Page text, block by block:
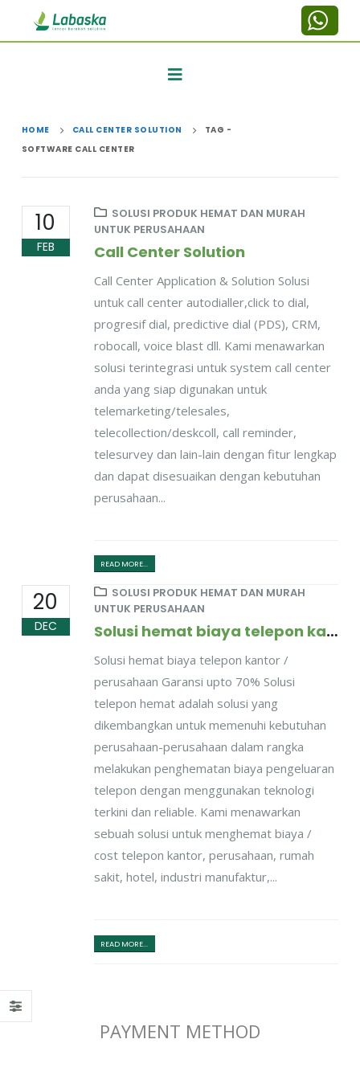
HOME CALL CENTER SOLUTION
TAG -
SOFTWARE CALL CENTER
10
FEB
SOLUSI PRODUK HEMAT DAN MURAH
UNTUK PERUSAHAAN
Call Center Solution
Call Center Application & Solution Solusi
untuk call center autodialler,click to dial,
progresif dial, predictive dial (PDS), CRM,
robocall, voice blast dll. Kami menawarkan
solusi terintegrasi untuk system call center
anda yang siap digunakan untuk
telemarketing/telesales,
telecollection/deskcoll, call reminder,
telesurvey dan lain-lain dengan fitur lengkap
dan dapat disesuaikan dengan kebutuhan
perusahaan...
READ MORE...
20
DEC
SOLUSI PRODUK HEMAT DAN MURAH
UNTUK PERUSAHAAN
Solusi hemat biaya telepon kantor / perusahaan, dijamin hemat upto 70%
Solusi hemat biaya telepon kantor /
perusahaan Garansi upto 70% Solusi
telepon hemat adalah solusi yang
dikembangkan untuk memenuhi kebutuhan
perusahaan-perusahaan dalam rangka
melakukan penghematan biaya pengeluaran
telepon dengan menggunakan teknologi
terkini dan reliable. Kami menawarkan
sebuah solusi untuk menghemat biaya /
cost telepon kantor, perusahaan, rumah
sakit, hotel, industri manufaktur,...
READ MORE...
PAYMENT METHOD